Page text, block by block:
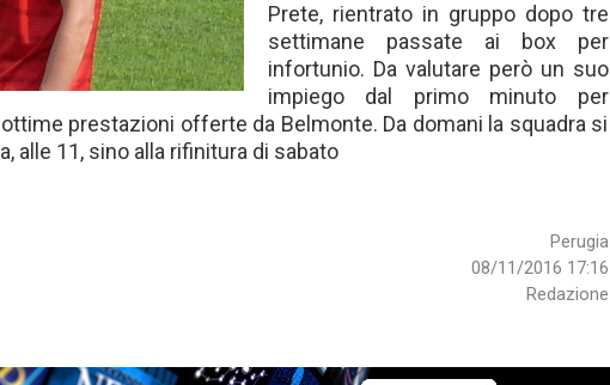
Prete, rientrato in gruppo dopo tre
settimane passate ai box per
infortunio. Da valutare però un suo
impiego dal primo minuto per
prestazioni offerte da Belmonte. Da domani la squadra si
alle 11, sino alla rifinitura di sabato
Perugia
08/11/2016 17:16
Redazione